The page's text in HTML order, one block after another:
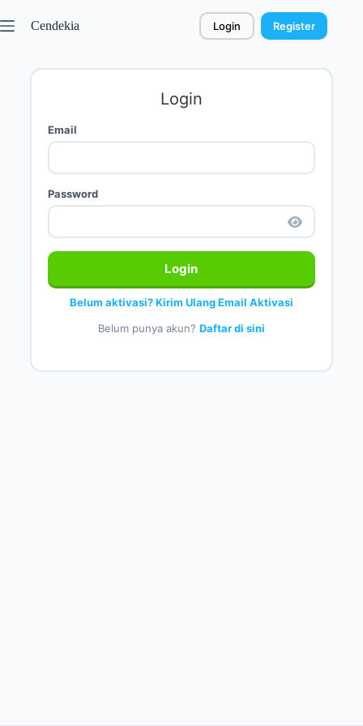
Cendekia Login Register
Login
Email
Password
Login
Belum aktivasi? Kirim Ulang Email Aktivasi
Belum punya akun? Daftar di sini